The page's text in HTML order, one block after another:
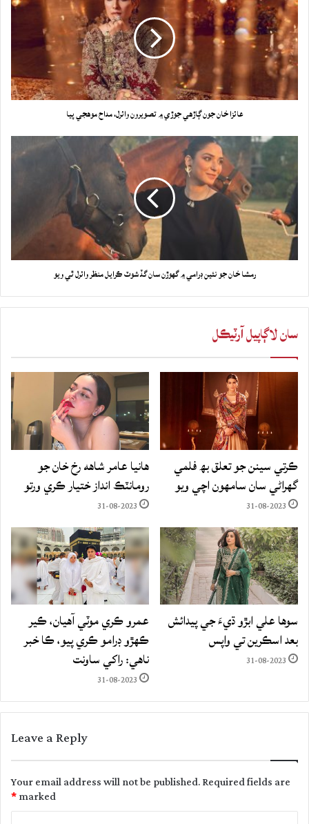
عائزا خان جون ڳاڙهي جوڙي ۾ تصويرون وائرل، مداح موهجي پيا
رمشا خان جو نئين ڊرامي ۾ گهوڙن سان گڏ شوٽ ڪرايل منظر وائرل ٿي ويو
سان لاڳاپيل آرٽيڪل
ڪرتي سينن جو تعلق بھ فلمي
گهراڻي سان سامهون اچي ويو
31-08-2023
هانيا عامر شاهه رخ خان جو
رومانٽڪ انداز ختيار ڪري ورتو
31-08-2023
سوها علي ابڙو ڌيءَ جي پيدائش
بعد اسڪرين تي واپس
31-08-2023
عمرو ڪري موٽي آهيان، ڪير
ڪهڙو ڊرامو ڪري پيو، ڪا خبر
ناهي: راکي ساونت
31-08-2023
Leave a Reply
Your email address will not be published.Required fields are
marked
*